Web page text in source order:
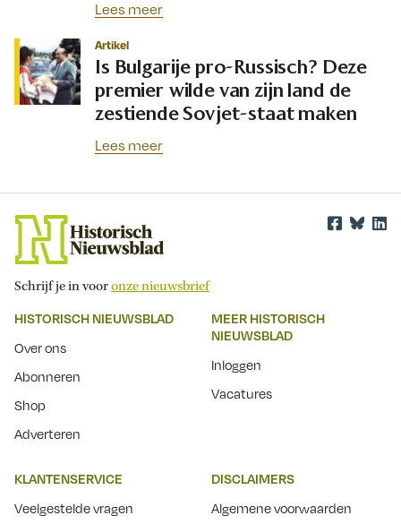
Lees meer
Artikel
Is Bulgarije pro-Russisch? Deze
premier wilde van zijn land de
zestiende Sovjet-staat maken
Lees meer
Schrijf je in vooronze nieuwsbrief
HISTORISCH NIEUWSBLAD
Over ons
Abonneren
Shop
Adverteren
MEER HISTORISCH
NIEUWSBLAD
Inloggen
Vacatures
KLANTENSERVICE
Veelgestelde vragen
DISCLAIMERS
Algemene voorwaarden